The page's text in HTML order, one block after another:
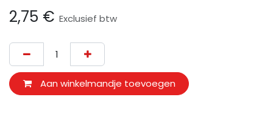
2,75 € Exclusief btw
Aan winkelmandje toevoegen